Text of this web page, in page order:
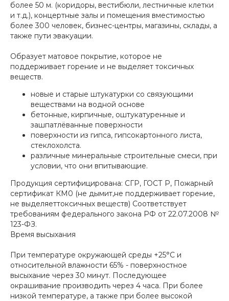
более 50 м. (коридоры, вестибюли, лестничные клетки
и т.д.), концертные залы и помещения вместимостью
более 300 человек, бизнес-центры, магазины, склады, а
также пути эвакуации.
Образует матовое покрытие, которое не
поддерживает горение и не выделяет токсичных
веществ.
новые и старые штукатурки со связующими
веществами на водной основе
бетонные, кирпичные, оштукатуренные и
зашпатлёванные поверхности
поверхности из гипса, гипсокартонного листа,
стеклохолста.
различные минеральные строительные смеси, при
условии, что они впитывающие.
Продукция сертифицирована: СГР, ГОСТ Р, Пожарный
сертификат КМ0 (не дымит,не поддерживает горение,
не выделяеттоксичных веществ) Соответствует
требованиям федерального закона РФ от 22.07.2008 №
123-ФЗ.
Время высыхания
При температуре окружающей среды +25°C и
относительной влажности 65% - поверхностное
высыхание через 30 минут. Последующее
окрашивание производить через 4 часа. При более
низкой температуре, а также при более высокой